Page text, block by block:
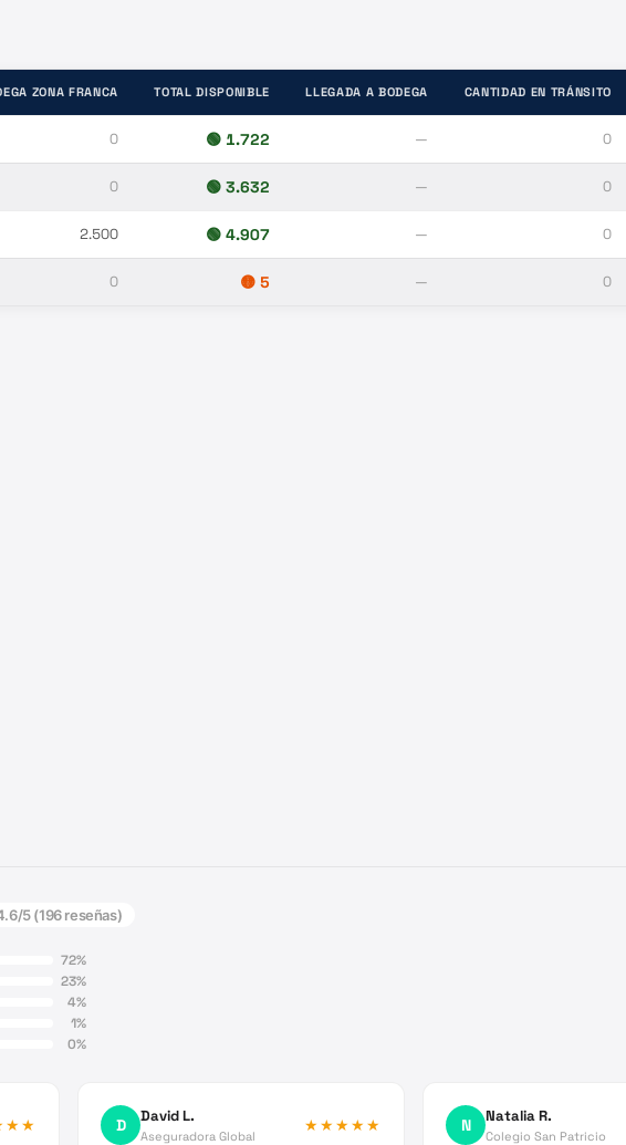
ZONA FRANCA TOTAL DISPONIBLE LLEGADA A BODEGA CANTIDAD EN TRÁNSITO
0 🟢 1.722 — 0
0 🟢 3.632 — 0
2.500 🟢 4.907 — 0
0 🟡 5 — 0
/5 (196reseñas)
72%
23%
4%
1%
0%
D David L.
Aseguradora Global
★★★★★ N Natalia R.
Colegio San Patricio